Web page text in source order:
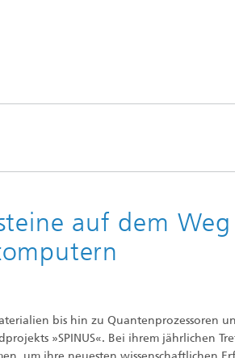
auf dem
bis hin zu Quantenprozessoren
»SPINUS«. Bei ihrem jährlichen